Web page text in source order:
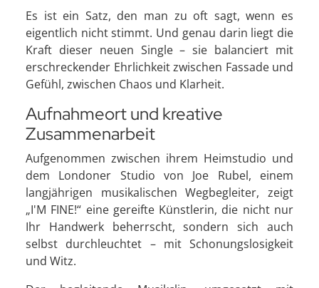
Es ist ein Satz, den man zu oft sagt, wenn es
eigentlich nicht stimmt. Und genau darin liegt die
Kraft dieser neuen Single – sie balanciert mit
erschreckender Ehrlichkeit zwischen Fassade und
Gefühl, zwischen Chaos und Klarheit.
Aufnahmeort und kreative
Zusammenarbeit
Aufgenommen zwischen ihrem Heimstudio und
dem Londoner Studio von Joe Rubel, einem
langjährigen musikalischen Wegbegleiter, zeigt
„I'M FINE!“ eine gereifte Künstlerin, die nicht nur
Ihr Handwerk beherrscht, sondern sich auch
selbst durchleuchtet – mit Schonungslosigkeit
und Witz.